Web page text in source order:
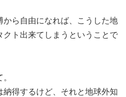
から自由になれば、こうした地
ト出来てしまうということで
得するけど、それと地球外知